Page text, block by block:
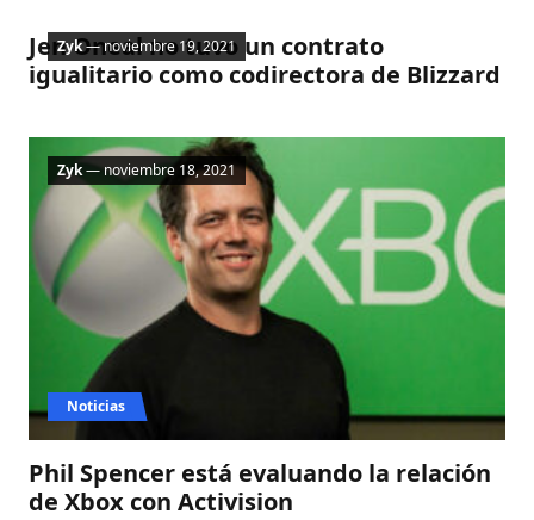
Jen Oneal no tuvo un contrato
igualitario como codirectora de Blizzard
Zyk— noviembre 19, 2021
Phil Spencer está evaluando la relación
de Xbox con Activision
Noticias
Zyk— noviembre 18, 2021